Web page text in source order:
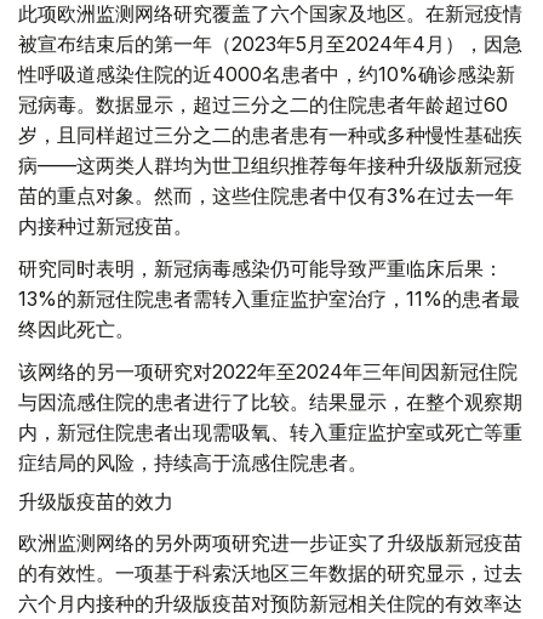
此项欧洲监测网络研究覆盖了六个国家及地区。在新冠疫情
被宣布结束后的第一年（2023年5月至2024年4月），因急
性呼吸道感染住院的近4000名患者中，约10%确诊感染新
冠病毒。数据显示，超过三分之二的住院患者年龄超过60
岁，且同样超过三分之二的患者患有一种或多种慢性基础疾
病——这两类人群均为世卫组织推荐每年接种升级版新冠疫
苗的重点对象。然而，这些住院患者中仅有3%在过去一年
内接种过新冠疫苗。
研究同时表明，新冠病毒感染仍可能导致严重临床后果：
13%的新冠住院患者需转入重症监护室治疗，11%的患者最
终因此死亡。
该网络的另一项研究对2022年至2024年三年间因新冠住院
与因流感住院的患者进行了比较。结果显示，在整个观察期
内，新冠住院患者出现需吸氧、转入重症监护室或死亡等重
症结局的风险，持续高于流感住院患者。
升级版疫苗的效力
欧洲监测网络的另外两项研究进一步证实了升级版新冠疫苗
的有效性。一项基于科索沃地区三年数据的研究显示，过去
六个月内接种的升级版疫苗对预防新冠相关住院的有效率达